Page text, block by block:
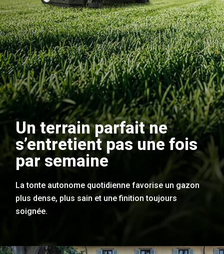
Un terrain parfait ne
s’entretient pas une fois
par semaine
La tonte autonome quotidienne favorise un gazon
plus dense, plus sain et une finition toujours
soignée.